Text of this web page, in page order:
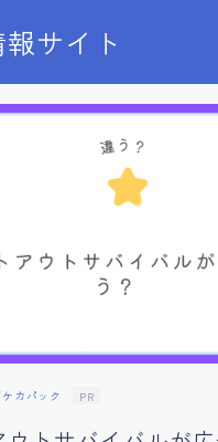
サイト
カパック PR